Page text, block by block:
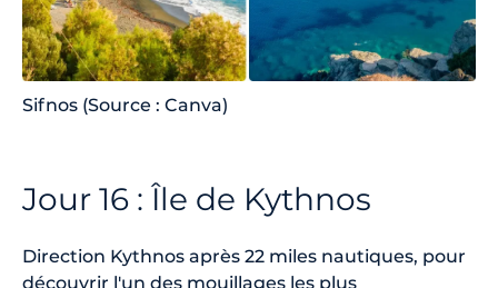
Sifnos (Source : Canva)
Jour 16 : Île de Kythnos
Direction Kythnos après 22 miles nautiques, pour
découvrir l'un des mouillages les plus